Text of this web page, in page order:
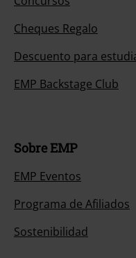
Cheques Regalo
Descuento para
EMP Backstage Club
Sobre EMP
EMP Eventos
Programa de Afiliados
Sostenibilidad